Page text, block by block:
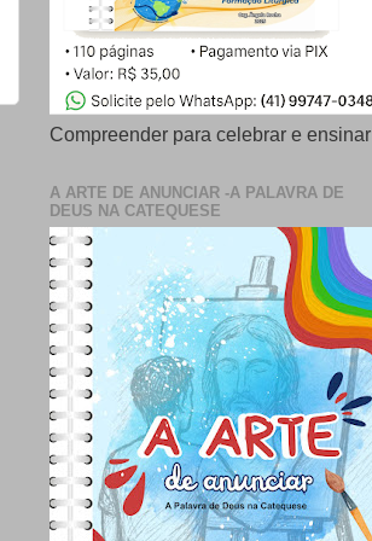
Compreender para celebrar e ensinar
A ARTE DE ANUNCIAR -A PALAVRA DE
DEUS NA CATEQUESE